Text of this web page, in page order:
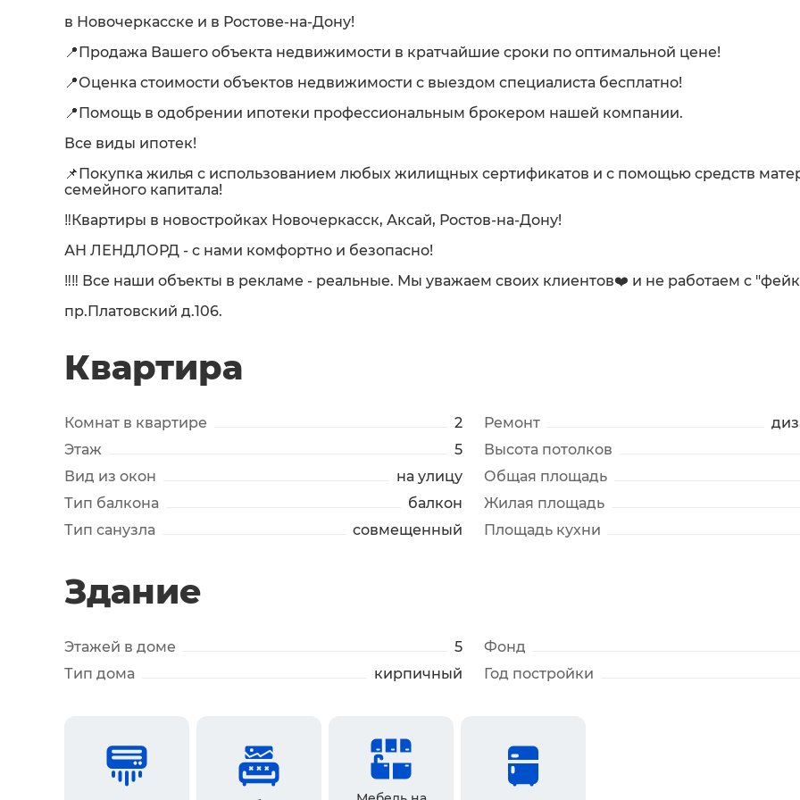
в Новочеркасске и в Ростове-на-Дону!
📍Продажа Вашего объекта недвижимости в кратчайшие сроки по оптимальной цене!
📍Оценка стоимости объектов недвижимости с выездом специалиста бесплатно!
📍Помощь в одобрении ипотеки профессиональным брокером нашей компании.
Все виды ипотек!
📌Покупка жилья с использованием любых жилищных сертификатов и с помощью средств
семейного капитала!
‼️Квартиры в новостройках Новочеркасск, Аксай, Ростов-на-Дону!
АН ЛЕНДЛОРД - с нами комфортно и безопасно!
‼️‼️ Все наши объекты в рекламе - реальные. Мы уважаем своих клиентов❤️ и не работаем с
пр.Платовский д.106.
Квартира
Комнат в квартире
2
Этаж
5
Вид из окон
на улицу
Тип балкона
балкон
Тип санузла
совмещенный
Ремонт
Высота потолков
Общая площадь
Жилая площадь
Площадь кухни
Здание
Этажей в доме
5
Тип дома
кирпичный
Фонд
Год постройки